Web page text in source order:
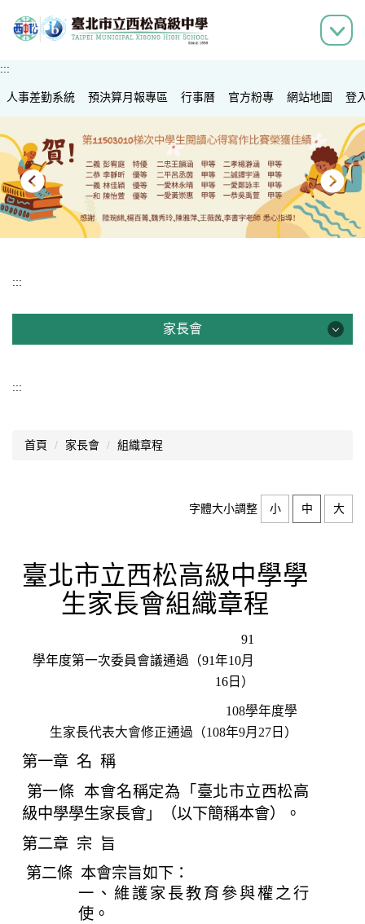
到
容
區
:::
人事差勤系統 預決算月報專區 行事曆 官方粉專 網站地圖 登
:::
家長會
組織章程
冷氣使用辦法
:::
首頁 家長會 組織章程
字體大小調整 小 中 大
臺北市立西松高級中學學
生家長會組織章程
91
學年度第一次委員會議通過（91年10月
16日）
108學年度學
生家長代表大會修正通過（108年9月27日）
第一章 名 稱
第一條 本會名稱定為「臺北市立西松高
級中學學生家長會」（以下簡稱本會）。
第二章 宗 旨
第二條 本會宗旨如下：
一、維護家長教育參與權之行
使。